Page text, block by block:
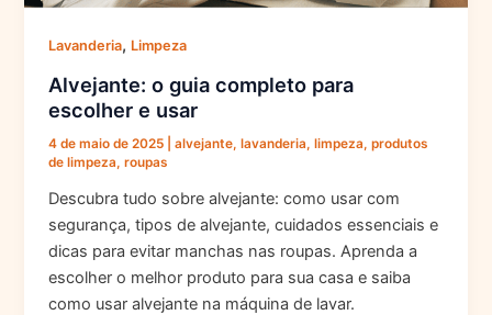
Lavanderia, Limpeza
Alvejante: o guia completo para
escolher e usar
4 de maio de 2025 |alvejante, lavanderia, limpeza,produtos
de limpeza,roupas
Descubra tudo sobre alvejante: como usar com
segurança, tipos de alvejante, cuidados essenciais e
dicas para evitar manchas nas roupas. Aprenda a
escolher o melhor produto para sua casa e saiba
como usar alvejante na máquina de lavar.